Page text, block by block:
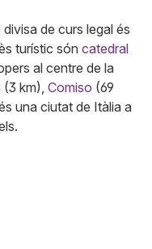
de curs legal és
turístic són catedral
al centre de la
(3 km), Comiso (69
una ciutat de Itàlia a